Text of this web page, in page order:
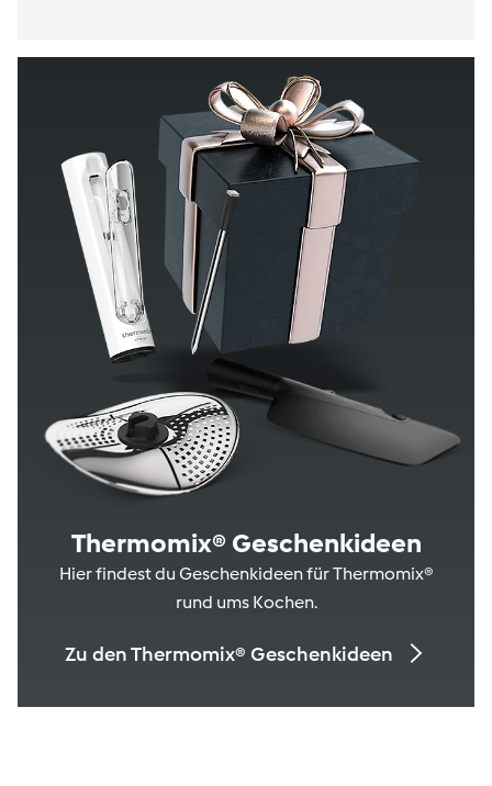
Thermomix® Geschenkideen
Hier findest du Geschenkideen für Thermomix®
rund ums Kochen.
Zu den Thermomix® Geschenkideen